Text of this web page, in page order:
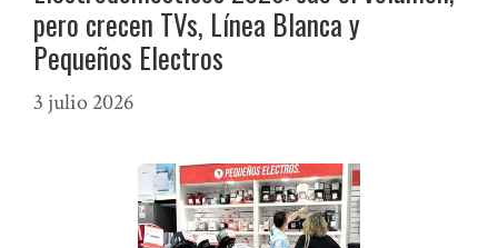
pero crecen TVs, Línea Blanca y
Pequeños Electros
3 julio 2026